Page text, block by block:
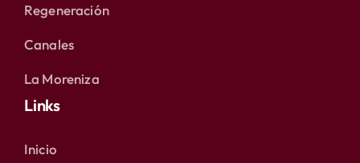
Regeneración
Canales
La Moreniza
Links
Inicio